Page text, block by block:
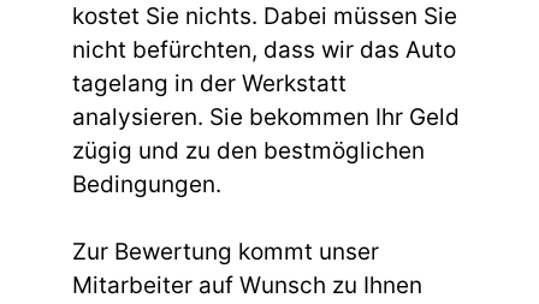
kostet Sie nichts. Dabei müssen Sie
nicht befürchten, dass wir das Auto
tagelang in der Werkstatt
analysieren. Sie bekommen Ihr Geld
zügig und zu den bestmöglichen
Bedingungen.
Zur Bewertung kommt unser
Mitarbeiter auf Wunsch zu Ihnen